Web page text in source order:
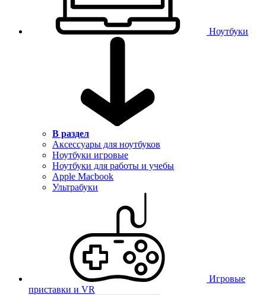
Ноутбуки
В раздел
Аксессуары для ноутбуков
Ноутбуки игровые
Ноутбуки для работы и учебы
Apple Macbook
Ультрабуки
Игровые
приставки и VR